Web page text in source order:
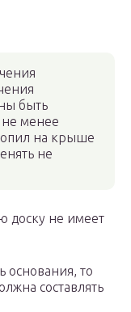
быть
не менее
на крыше
не
доску не имеет
основания, то
составлять